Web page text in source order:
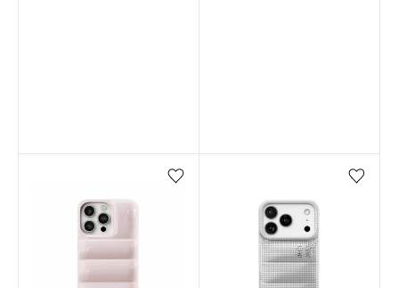
Favorilere ekle/çıkar Favorilere ekle/çıkar